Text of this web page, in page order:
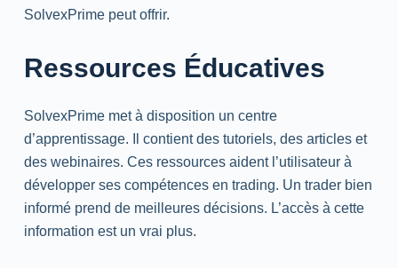
SolvexPrime peut offrir.
Ressources Éducatives
SolvexPrime metà disposition un centre
d’apprentissage. Il contient des tutoriels, des articles et
des webinaires. Ces ressources aident l’utilisateur à
développer ses compétences en trading. Un trader bien
informé prend de meilleures décisions. L’accès à cette
information est un vrai plus.